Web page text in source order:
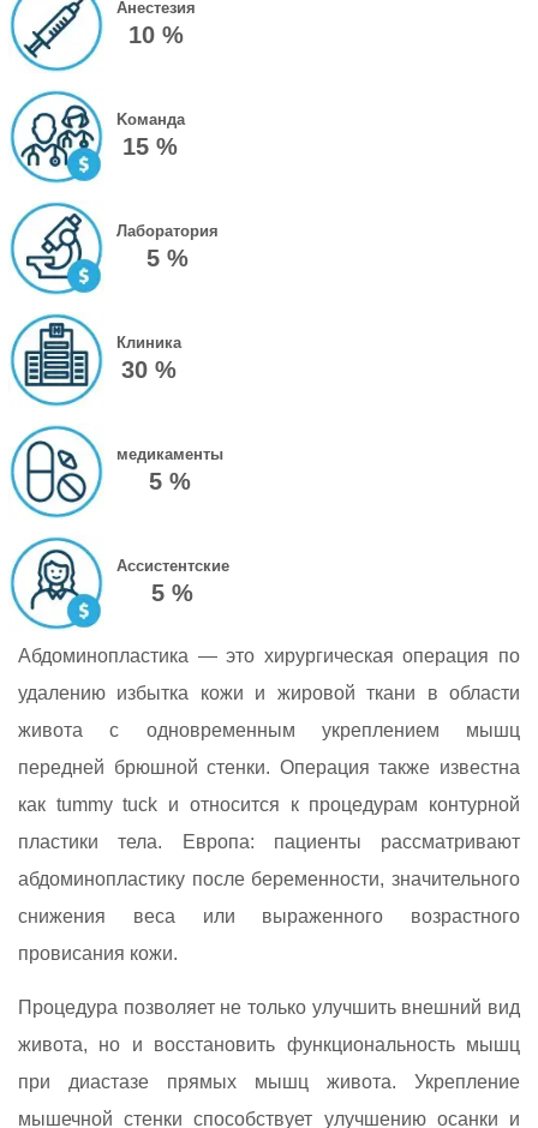
Анестезия
10 %
Kоманда
15 %
Лаборатория
5 %
Клиника
30 %
медикаменты
5 %
Ассистентские
5 %
Абдоминопластика — это хирургическая операция по
удалению избытка кожи и жировой ткани в области
живота с одновременным укреплением мышц
передней брюшной стенки. Операция также известна
как tummy tuck и относится к процедурам контурной
пластики тела. Европа: пациенты рассматривают
абдоминопластику после беременности, значительного
снижения веса или выраженного возрастного
провисания кожи.
Процедура позволяет не только улучшить внешний вид
живота, но и восстановить функциональность мышц
при диастазе прямых мышц живота. Укрепление
мышечной стенки способствует улучшению осанки и